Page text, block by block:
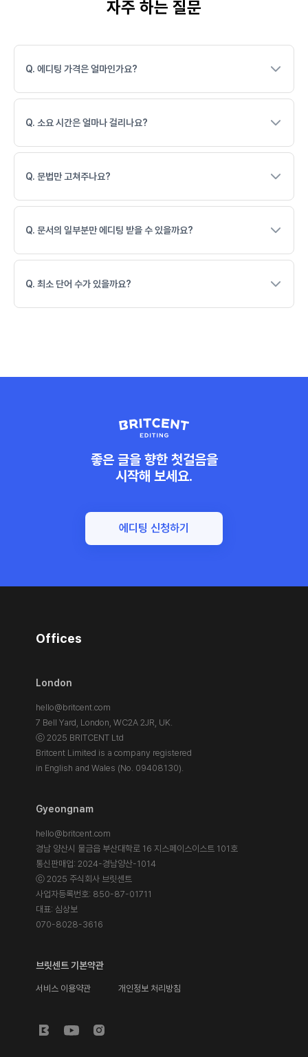
자주 하는 질문
Q. 에디팅 가격은 얼마인가요?
Q. 소요 시간은 얼마나 걸리나요?
Q. 문법만 고쳐주나요?
Q. 문서의 일부분만 에디팅 받을 수 있을까요?
Q. 최소 단어 수가 있을까요?
좋은 글을 향한 첫걸음을
시작해 보세요.
에디팅 신청하기
Offices
London
hello@britcent.com
7 Bell Yard, London, WC2A 2JR, UK.
ⓒ 2025 BRITCENT Ltd
Britcent Limited is a company registered
in English and Wales (No. 09408130).
Gyeongnam
hello@britcent.com
경남 양산시 물금읍 부산대학로 16 지스페이스이스트 101호
통신판매업: 2024-경남양산-1014
ⓒ 2025 주식회사 브릿센트
사업자등록번호: 850-87-01711
대표: 심상보
070-8028-3616
브릿센트 기본약관
서비스 이용약관 개인정보 처리방침